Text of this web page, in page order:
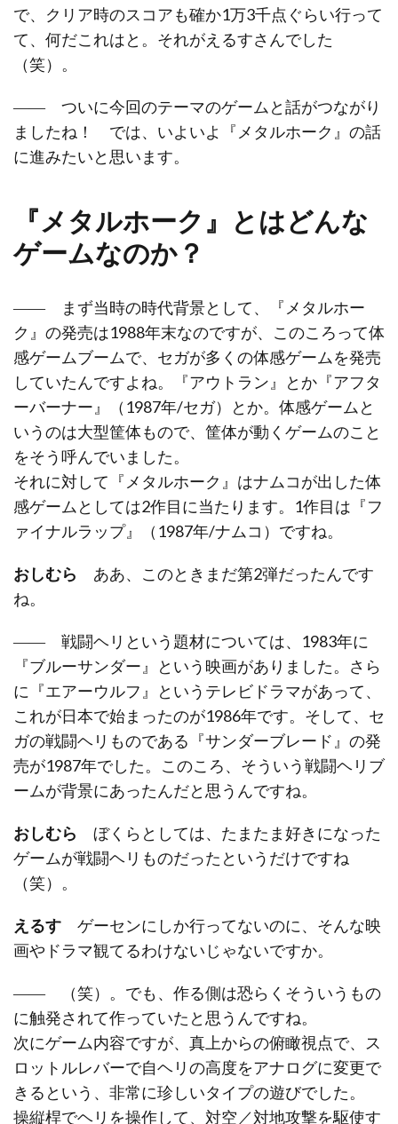
で、クリア時のスコアも確か1万3千点ぐらい行って
て、何だこれはと。それがえるすさんでした
（笑）。
―― ついに今回のテーマのゲームと話がつながり
ましたね！ では、いよいよ『メタルホーク』の話
に進みたいと思います。
『メタルホーク』とはどんな
ゲームなのか？
―― まず当時の時代背景として、『メタルホー
ク』の発売は1988年末なのですが、このころって体
感ゲームブームで、セガが多くの体感ゲームを発売
していたんですよね。『アウトラン』とか『アフタ
ーバーナー』（1987年/セガ）とか。体感ゲームと
いうのは大型筐体もので、筐体が動くゲームのこと
をそう呼んでいました。
それに対して『メタルホーク』はナムコが出した体
感ゲームとしては2作目に当たります。1作目は『フ
ァイナルラップ』（1987年/ナムコ）ですね。
おしむら ああ、このときまだ第2弾だったんです
ね。
―― 戦闘ヘリという題材については、1983年に
『ブルーサンダー』という映画がありました。さら
に『エアーウルフ』というテレビドラマがあって、
これが日本で始まったのが1986年です。そして、セ
ガの戦闘ヘリものである『サンダーブレード』の発
売が1987年でした。このころ、そういう戦闘ヘリブ
ームが背景にあったんだと思うんですね。
おしむら ぼくらとしては、たまたま好きになった
ゲームが戦闘ヘリものだったというだけですね
（笑）。
えるす ゲーセンにしか行ってないのに、そんな映
画やドラマ観てるわけないじゃないですか。
―― （笑）。でも、作る側は恐らくそういうもの
に触発されて作っていたと思うんですね。
次にゲーム内容ですが、真上からの俯瞰視点で、ス
ロットルレバーで自ヘリの高度をアナログに変更で
きるという、非常に珍しいタイプの遊びでした。
操縦桿でヘリを操作して、対空／対地攻撃を駆使す